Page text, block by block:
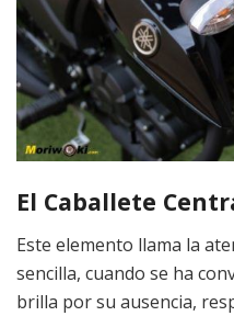
El Caballete
Este elemento llama la
sencilla, cuando se ha
brilla por su ausencia,